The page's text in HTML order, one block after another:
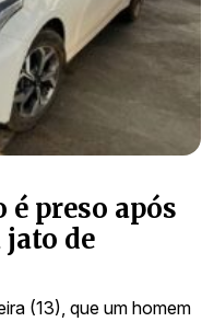
preso após
de
(13), que um homem